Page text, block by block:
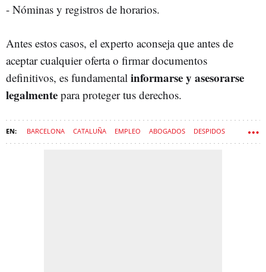
- Nóminas y registros de horarios.
Antes estos casos, el experto aconseja que antes de
aceptar cualquier oferta o firmar documentos
definitivos, es fundamental informarse y asesorarse
legalmente para proteger tus derechos.
BARCELONA CATALUÑA EMPLEO ABOGADOS DESPIDOS